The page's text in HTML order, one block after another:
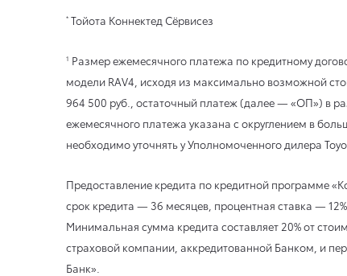
* Тойота Коннектед Сёрвисез
1 Размер ежемесячного платежа по кредитному
модели RAV4, исходя из максимально возможной
964 500 руб., остаточный платеж (далее — «ОП») в
ежемесячного платежа указана с округлением в
необходимо уточнять у Уполномоченного дилера
Предоставление кредита по кредитной программе
срок кредита — 36 месяцев, процентная ставка —
Минимальная сумма кредита составляет 20% от
страховой компании, аккредитованной Банком, и
Банк».